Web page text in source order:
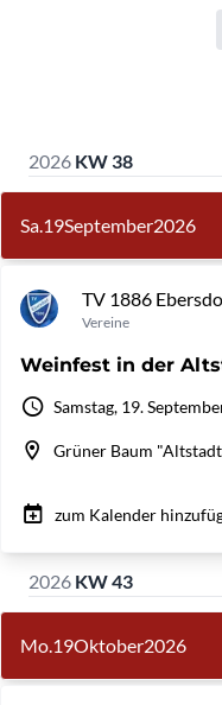
2026 KW 38
Sa.19September2026
TV 1886
Vereine
Weinfest in der
Samstag, 19.
Grüner Baum
zum Kalender
2026 KW 43
Mo.19Oktober2026